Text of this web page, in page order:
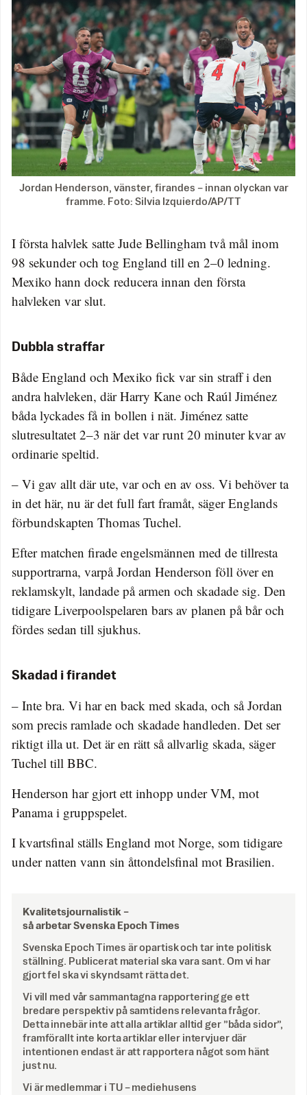
Jordan Henderson, vänster, firandes – innan olyckan var
framme. Foto: Silvia Izquierdo/AP/TT
I första halvlek satte Jude Bellingham två mål inom
98 sekunder och tog England till en 2–0 ledning.
Mexiko hann dock reducera innan den första
halvleken var slut.
Dubbla straffar
Både England och Mexiko fick var sin straff i den
andra halvleken, där Harry Kane och Raúl Jiménez
båda lyckades få in bollen i nät. Jiménez satte
slutresultatet 2–3 när det var runt 20 minuter kvar av
ordinarie speltid.
– Vi gav allt där ute, var och en av oss. Vi behöver ta
in det här, nu är det full fart framåt, säger Englands
förbundskapten Thomas Tuchel.
Efter matchen firade engelsmännen med de tillresta
supportrarna, varpå Jordan Henderson föll över en
reklamskylt, landade på armen och skadade sig. Den
tidigare Liverpoolspelaren bars av planen på bår och
fördes sedan till sjukhus.
Skadad i firandet
– Inte bra. Vi har en back med skada, och så Jordan
som precis ramlade och skadade handleden. Det ser
riktigt illa ut. Det är en rätt så allvarlig skada, säger
Tuchel till BBC.
Henderson har gjort ett inhopp under VM, mot
Panama i gruppspelet.
I kvartsfinal ställs England mot Norge, som tidigare
under natten vann sin åttondelsfinal mot Brasilien.
Kvalitetsjournalistik –
så arbetar Svenska Epoch Times
Svenska Epoch Times är opartisk och tar inte politisk
ställning. Publicerat material ska vara sant. Om vi har
gjort fel ska vi skyndsamt rätta det.
Vi vill med vår sammantagna rapportering ge ett
bredare perspektiv på samtidens relevanta frågor.
Detta innebär inte att alla artiklar alltid ger ”båda sidor”,
framförallt inte korta artiklar eller intervjuer där
intentionen endast är att rapportera något som hänt
just nu.
Vi är medlemmar i TU – mediehusens